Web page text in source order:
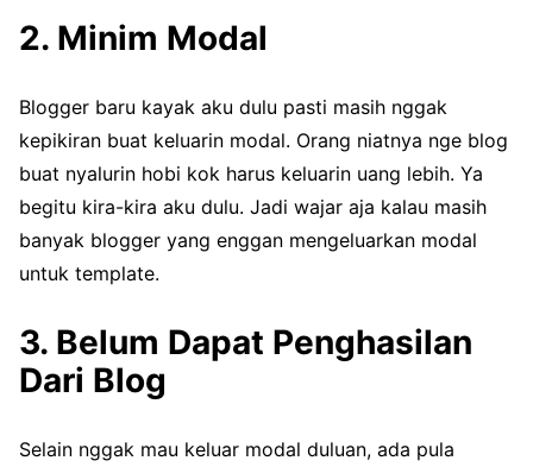
2. Minim Modal
Blogger baru kayak aku dulu pasti masih nggak
kepikiran buat keluarin modal. Orang niatnya nge blog
buat nyalurin hobi kok harus keluarin uang lebih. Ya
begitu kira-kira aku dulu. Jadi wajar aja kalau masih
banyak blogger yang enggan mengeluarkan modal
untuk template.
3. Belum Dapat Penghasilan
Dari Blog
Selain nggak mau keluar modal duluan, ada pula